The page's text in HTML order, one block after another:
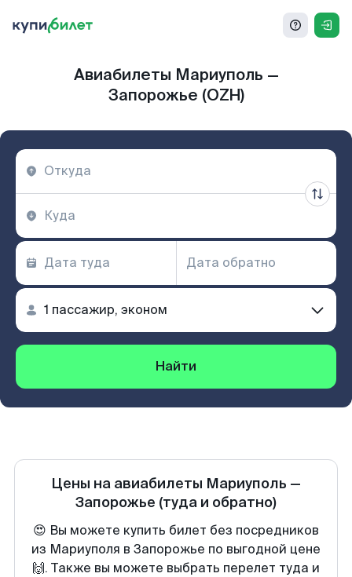
Авиабилеты Мариуполь —
Запорожье (OZH)
Найти
Цены на авиабилеты Мариуполь —
Запорожье (туда и обратно)
😍 Вы можете купить билет без посредников
из Мариуполя в Запорожье по выгодной цене
🙌. Также вы можете выбрать перелет туда и